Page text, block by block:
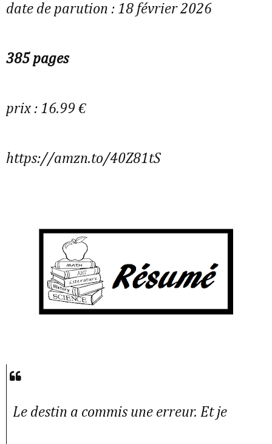
date de parution : 18 février 2026
385 pages
prix : 16.99 €
https://amzn.to/40Z81tS
Le destin a commis une erreur. Et je